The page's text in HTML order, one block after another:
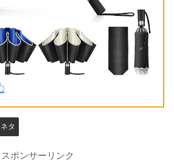
タ
スポンサーリンク